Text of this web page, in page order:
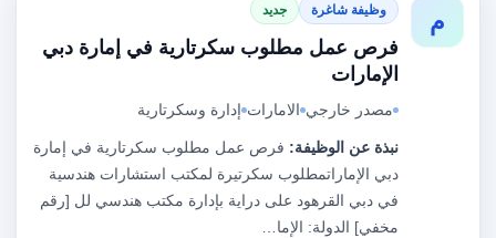
م وظيفة شاغرة جديد
فرص عمل مطلوب سكرتارية في إمارة دبي
الإمارات
مصدر خارجي الامارات إدارة وسكرتارية
نبذة عن الوظيفة: فرص عمل مطلوب سكرتارية في إمارة
دبي الإماراتمطلوب سكرتيرة لمكتب استشارات هندسية
في دبي القرهود على دراية بإدارة مكتب هندسي لل [رقم
مخفي] الدولة: الإما…